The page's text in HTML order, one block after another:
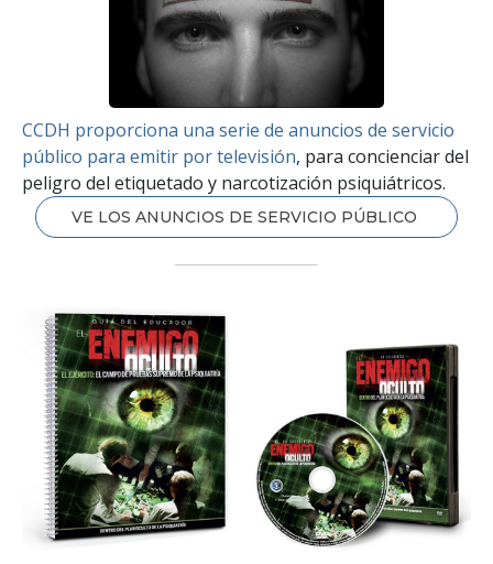
CCDH proporciona una serie de anuncios de servicio
público para emitir por televisión, para concienciar del
peligro del etiquetado y narcotización psiquiátricos.
VE LOS ANUNCIOS DE SERVICIO PÚBLICO